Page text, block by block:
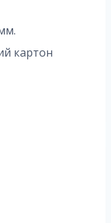
картон